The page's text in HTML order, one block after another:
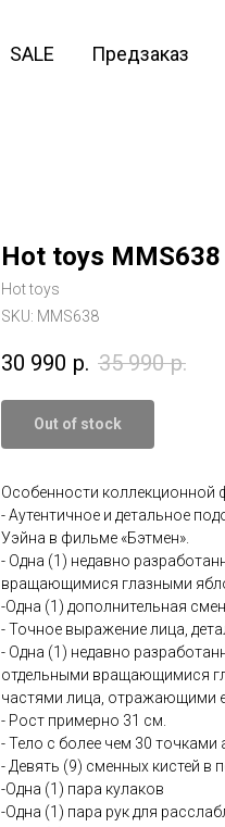
SALE Предзаказ
Hot toys MMS638
Hot toys
SKU: MMS638
30 990 р. 35 990 р.
Out of stock
Особенности коллекционной
- Аутентичное и детальное
Уэйна в фильме «Бэтмен».
- Одна (1) недавно
вращающимися глазными
-Одна (1) дополнительная
- Точное выражение лица,
- Одна (1) недавно
отдельными вращающимися
частями лица, отражающими
- Рост примерно 31 см.
- Тело с более чем 30 точками
- Девять (9) сменных кистей в
-Одна (1) пара кулаков
-Одна (1) пара рук для